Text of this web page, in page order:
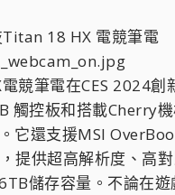
18 HX 電競筆電
競筆電在CES 2024
觸控板和搭載
它還支援MSI
供超高解析度、高
儲存容量。不論在